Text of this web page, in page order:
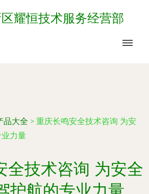
耀恒技术服务经营部
品大全 > 重庆长鸣安全技术咨询 为安
力量
全技术咨询 为安全